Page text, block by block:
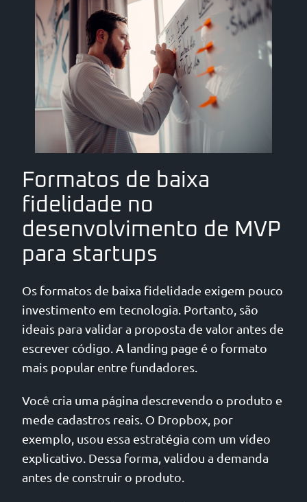
Formatos de baixa
fidelidade no
desenvolvimento de MVP
para startups
Os formatos de baixa fidelidade exigem pouco
investimento em tecnologia. Portanto, são
ideais para validar a proposta de valor antes de
escrever código. A landing page é o formato
mais popular entre fundadores.
Você cria uma página descrevendo o produto e
mede cadastros reais. O Dropbox, por
exemplo, usou essa estratégia com um vídeo
explicativo. Dessa forma, validou a demanda
antes de construir o produto.